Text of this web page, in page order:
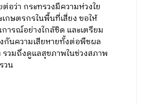
ต่อว่า กระทรวงมีความห่วงใย
กษตรกรในพื้นที่เสี่ยง ขอให้
ารณ์อย่างใกล้ชิด และเตรียม
กันความเสียหายทั้งต่อพืชผล
รวมถึงดูแลสุขภาพในช่วงสภาพ
วน